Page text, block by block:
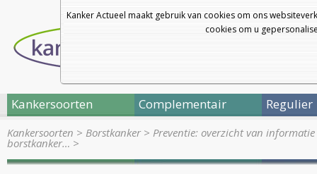
Kanker Actueel maakt gebruik van cookies om ons
cookies om u
Kankersoorten Complementair Regulier
Kankersoorten > Borstkanker> Preventie: overzicht van
borstkanker… >